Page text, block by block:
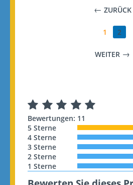
ZURÜCK
1 2
WEITER
Bewertungen: 11
5 Sterne
4 Sterne
3 Sterne
2 Sterne
1 Sterne